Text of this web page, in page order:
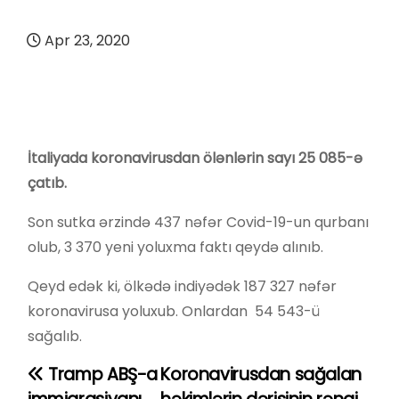
Apr 23, 2020
İtaliyada koronavirusdan ölənlərin sayı 25 085-ə
çatıb.
Son sutka ərzində 437 nəfər Covid-19-un qurbanı
olub, 3 370 yeni yoluxma faktı qeydə alınıb.
Qeyd edək ki, ölkədə indiyədək 187 327 nəfər
koronavirusa yoluxub. Onlardan 54 543-ü
sağalıb.
Y
Koronavirusdan sağalan
Tramp ABŞ-a